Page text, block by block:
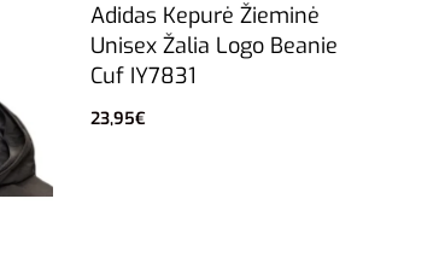
Adidas Kepurė Žieminė
Unisex Žalia Logo Beanie
Cuf IY7831
23,95€